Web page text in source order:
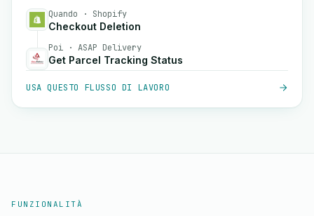
Quando · Shopify
Checkout Deletion
Poi · ASAP Delivery
Get Parcel Tracking Status
USA QUESTO FLUSSO DI LAVORO
FUNZIONALITÀ